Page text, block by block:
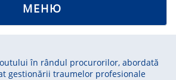
TOGGLE
NAVIGATION
МЕНЮ
în rândul procurorilor, abordată
gestionării traumelor profesionale